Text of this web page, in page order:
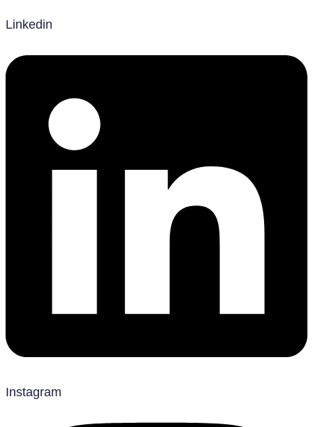
Linkedin
Instagram